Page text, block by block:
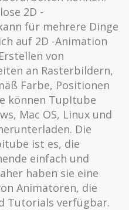
2D -
für mehrere Dinge
auf 2D -Animation
von
an Rasterbildern,
Farbe, Positionen
können TupItube
Mac OS, Linux und
Die
ist es, die
einfach und
haben sie eine
Animatoren, die
Tutorials verfügbar.